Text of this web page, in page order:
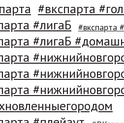
#вкспарта
#лигаБ #вкспарта
#лигаБ